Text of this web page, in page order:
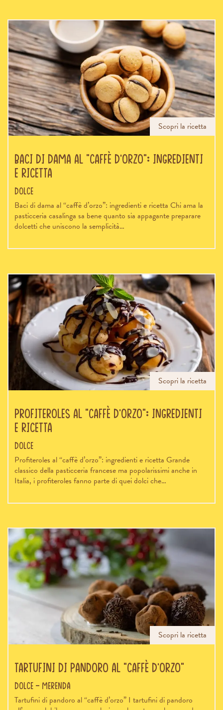
Scopri la ricetta
Baci di dama al “caffè d’orzo”: ingredienti
e ricetta
Dolce
Baci di dama al “caffè d’orzo”: ingredienti e ricetta Chi ama la
pasticceria casalinga sa bene quanto sia appagante preparare
dolcetti che uniscono la semplicità…
Scopri la ricetta
Profiteroles al “caffè d’orzo”: ingredienti
e ricetta
Dolce
Profiteroles al “caffè d’orzo”: ingredienti e ricetta Grande
classico della pasticceria francese ma popolarissimi anche in
Italia, i profiteroles fanno parte di quei dolci che…
Scopri la ricetta
Tartufini di pandoro al “caffè d’orzo”
Dolce - Merenda
Tartufini di pandoro al “caffè d’orzo” I tartufini di pandoro